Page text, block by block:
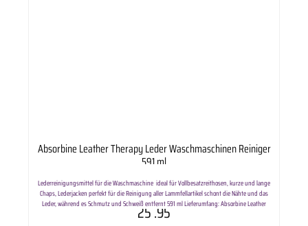
Absorbine Leather Therapy Leder Waschmaschinen Reiniger
591 ml
Lederreinigungsmittel für die Waschmaschine ideal für Vollbesatzreithosen, kurze und lange
Chaps, Lederjacken perfekt für die Reinigung aller Lammfellartikel schont die Nähte und das
Leder, während es Schmutz und Schweiß entfernt 591 ml Lieferumfang: Absorbine Leather
Therapy Leder Waschmaschinen Reiniger in ausgewählter Anzahl.
25.95